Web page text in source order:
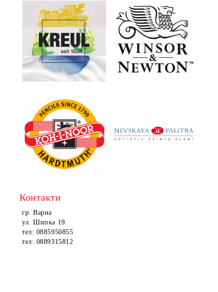
Контакти
гр. Варна
ул. Шипка 19
тел: 0885950855
тел: 0889315812